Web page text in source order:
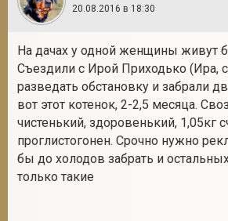
20.08.2016 в 18:30
На дачах у одной женщины живут
Съездили с Ирой Приходько (Ира,
разведать обстановку и забрали
вот этот котенок, 2-2,5 месяца.
чистенький, здоровенький, 1,05кг
проглистогонен. Срочно нужно
бы до холодов забрать и
только такие